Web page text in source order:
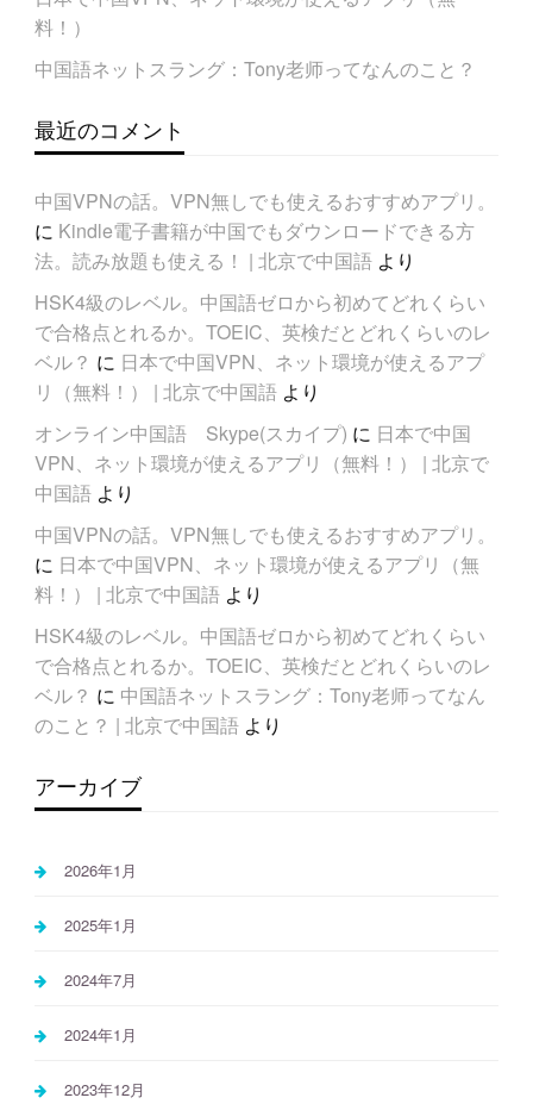
料！）
中国語ネットスラング：Tony老师ってなんのこと？
最近のコメント
中国VPNの話。VPN無しでも使えるおすすめアプリ。
に Kindle電子書籍が中国でもダウンロードできる方
法。読み放題も使える！ | 北京で中国語より
HSK4級のレベル。中国語ゼロから初めてどれくらい
で合格点とれるか。TOEIC、英検だとどれくらいのレ
ベル？ に 日本で中国VPN、ネット環境が使えるアプ
リ（無料！） | 北京で中国語より
オンライン中国語 Skype(スカイプ) に 日本で中国
VPN、ネット環境が使えるアプリ（無料！） | 北京で
中国語より
中国VPNの話。VPN無しでも使えるおすすめアプリ。
に 日本で中国VPN、ネット環境が使えるアプリ（無
料！） | 北京で中国語より
HSK4級のレベル。中国語ゼロから初めてどれくらい
で合格点とれるか。TOEIC、英検だとどれくらいのレ
ベル？ に 中国語ネットスラング：Tony老师ってなん
のこと？ | 北京で中国語より
アーカイブ
2026年1月
2025年1月
2024年7月
2024年1月
2023年12月